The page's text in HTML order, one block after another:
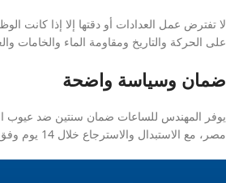
لا تفترض عمل العدادات أو دقتها إلا إذا كانت
على الحركة والتاريخ ومقاومة الماء والخامات
ضمان وسياسة واضحة
يوفر المهندس للساعات ضمان سنتين ضد عيوب
مصر، مع الاستبدال والاسترجاع خلال 14 يوم وفق الشروط.